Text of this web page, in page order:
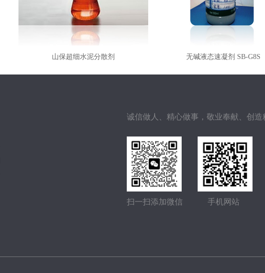
山保超细水泥分散剂 无碱液态速凝剂 SB-G8S
诚信做人、精心做事，敬业奉献、创造
扫一扫添加微信 手机网站